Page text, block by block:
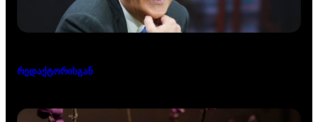
რედაქტორისგან